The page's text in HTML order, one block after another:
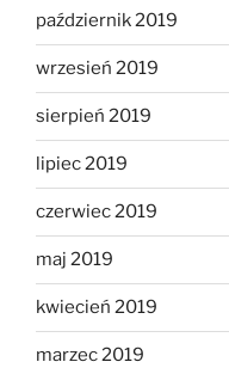
październik 2019
wrzesień 2019
sierpień 2019
lipiec 2019
czerwiec 2019
maj 2019
kwiecień 2019
marzec 2019